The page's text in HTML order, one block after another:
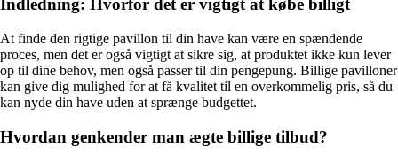
Indledning: Hvorfor det er vigtigt at købe billigt
At finde den rigtige pavillon til din have kan være en spændende
proces, men det er også vigtigt at sikre sig, at produktet ikke kun lever
op til dine behov, men også passer til din pengepung. Billige pavilloner
kan give dig mulighed for at få kvalitet til en overkommelig pris, så du
kan nyde din have uden at sprænge budgettet.
Hvordan genkender man ægte billige tilbud?